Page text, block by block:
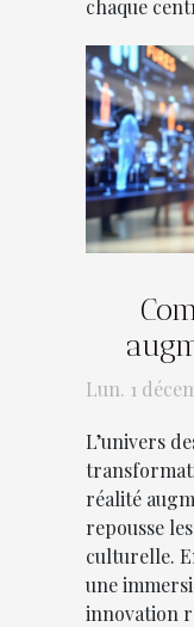
chaque
Lun. 1
L’univers
réalité
repousse
culturelle.
une
innovation